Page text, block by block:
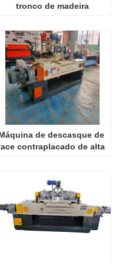
tronco de madeira
de descasque de
contraplacado de alta